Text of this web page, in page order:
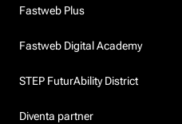
Fastweb Plus
Fastweb Digital Academy
STEP FuturAbility District
Diventa partner